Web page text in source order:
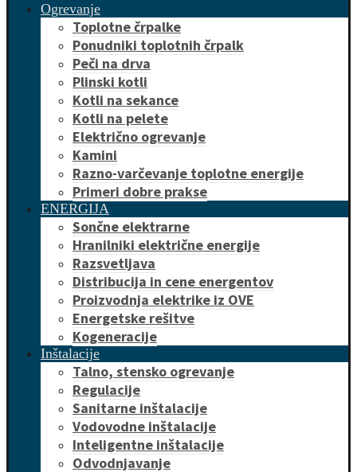
Ogrevanje
Toplotne črpalke
Ponudniki toplotnih črpalk
Peči na drva
Plinski kotli
Kotli na sekance
Kotli na pelete
Električno ogrevanje
Kamini
Razno-varčevanje toplotne energije
Primeri dobre prakse
ENERGIJA
Sončne elektrarne
Hranilniki električne energije
Razsvetljava
Distribucija in cene energentov
Proizvodnja elektrike iz OVE
Energetske rešitve
Kogeneracije
Inštalacije
Talno, stensko ogrevanje
Regulacije
Sanitarne inštalacije
Vodovodne inštalacije
Inteligentne inštalacije
Odvodnjavanje